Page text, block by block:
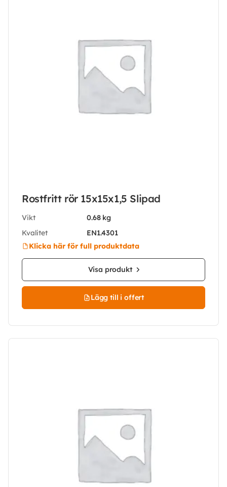
Rostfritt rör 15x15x1,5 Slipad
Vikt
0.68 kg
Kvalitet
EN1.4301
Klicka här för full produktdata
Visa produkt
Lägg till i offert